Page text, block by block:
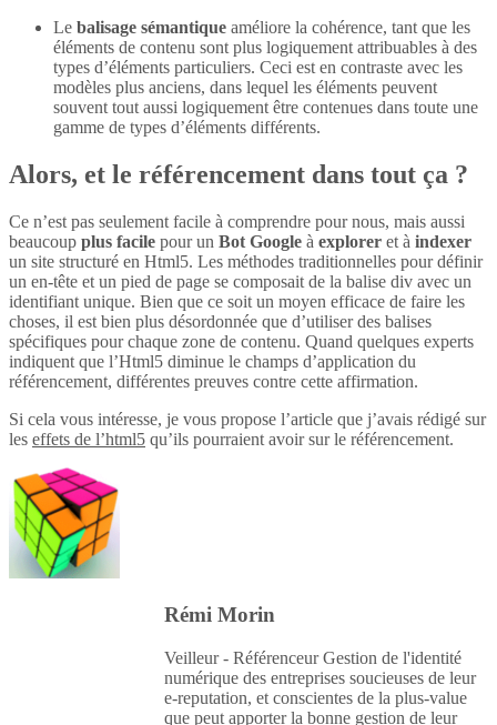
Le balisage sémantique améliore la cohérence, tant que les
éléments de contenu sont plus logiquement attribuables à des
types d’éléments particuliers. Ceci est en contraste avec les
modèles plus anciens, dans lequel les éléments peuvent
souvent tout aussi logiquement être contenues dans toute une
gamme de types d’éléments différents.
Alors, et le référencement dans tout ça ?
Ce n’est pas seulement facile à comprendre pour nous, mais aussi
beaucoup plus facile pour un Bot Google à explorer et à indexer
un site structuré en Html5. Les méthodes traditionnelles pour définir
un en-tête et un pied de page se composait de la balise div avec un
identifiant unique. Bien que ce soit un moyen efficace de faire les
choses, il est bien plus désordonnée que d’utiliser des balises
spécifiques pour chaque zone de contenu. Quand quelques experts
indiquent que l’Html5 diminue le champs d’application du
référencement, différentes preuves contre cette affirmation.
Si cela vous intéresse, je vous propose l’article que j’avais rédigé sur
les effets de l’html5 qu’ils pourraient avoir sur le référencement.
Rémi Morin
Veilleur - Référenceur Gestion de l'identité
numérique des entreprises soucieuses de leur
e-reputation, et conscientes de la plus-value
que peut apporter la bonne gestion de leur